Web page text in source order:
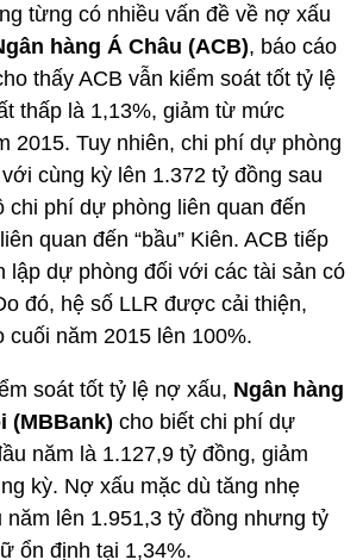
từng có nhiều vấn đề về nợ xấu
hàng Á Châu (ACB), báo cáo
thấy ACB vẫn kiểm soát tốt tỷ lệ
thấp là 1,13%, giảm từ mức
2015. Tuy nhiên, chi phí dự phòng
cùng kỳ lên 1.372 tỷ đồng sau
chi phí dự phòng liên quan đến
quan đến “bầu” Kiên. ACB tiếp
lập dự phòng đối với các tài sản có
đó, hệ số LLR được cải thiện,
cuối năm 2015 lên 100%.
soát tốt tỷ lệ nợ xấu, Ngân hàng
(MBBank) cho biết chi phí dự
năm là 1.127,9 tỷ đồng, giảm
kỳ. Nợ xấu mặc dù tăng nhẹ
lên 1.951,3 tỷ đồng nhưng tỷ
ổn định tại 1,34%.